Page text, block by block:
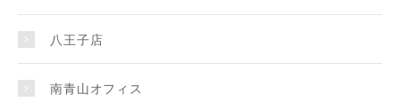
八王子店
南青山オフィス